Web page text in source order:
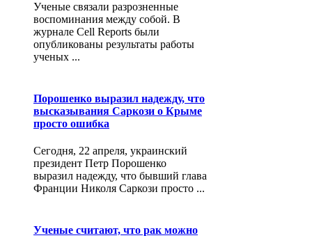
Ученые связали разрозненные
воспоминания между собой. В
журнале Cell Reports были
опубликованы результаты работы
ученых ...
Порошенко выразил надежду, что
высказывания Саркози о Крыме
просто ошибка
Сегодня, 22 апреля, украинский
президент Петр Порошенко
выразил надежду, что бывший глава
Франции Николя Саркози просто ...
Ученые считают, что рак можно